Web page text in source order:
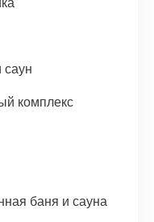
саун
комплекс
баня и сауна